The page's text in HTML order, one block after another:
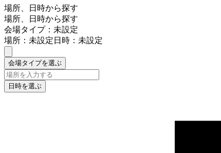
場所、日時から探す
場所、日時から探す
会場タイプ：未設定
場所：未設定日時：未設定
会場タイプを選ぶ
日時を選ぶ